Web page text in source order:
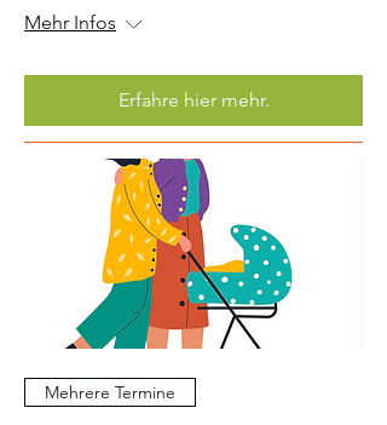
Mehr Infos
Erfahre hier mehr.
Mehrere Termine